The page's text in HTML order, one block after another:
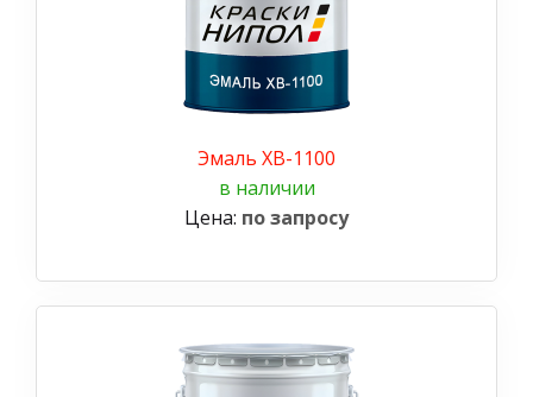
Эмаль ХВ-1100
в наличии
Цена: по запросу